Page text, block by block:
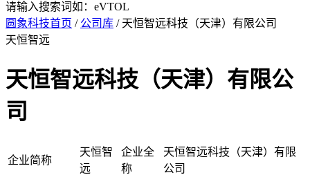
请输入搜索词如：eVTOL
圆象科技首页 / 公司库 / 天恒智远科技（天津）有限公司
天恒智远
天恒智远科技（天津）有限公
司
企业简称
天恒智
远
企业全
称
天恒智远科技（天津）有限
公司